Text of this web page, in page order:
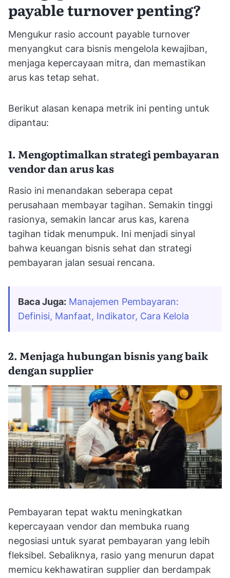
payable turnover penting?
Mengukur rasio account payable turnover
menyangkut cara bisnis mengelola kewajiban,
menjaga kepercayaan mitra, dan memastikan
arus kas tetap sehat.
Berikut alasan kenapa metrik ini penting untuk
dipantau:
1. Mengoptimalkan strategi pembayaran
vendor dan arus kas
Rasio ini menandakan seberapa cepat
perusahaan membayar tagihan. Semakin tinggi
rasionya, semakin lancar arus kas, karena
tagihan tidak menumpuk. Ini menjadi sinyal
bahwa keuangan bisnis sehat dan strategi
pembayaran jalan sesuai rencana.
Baca Juga: Manajemen Pembayaran:
Definisi, Manfaat, Indikator, Cara Kelola
2. Menjaga hubungan bisnis yang baik
dengan supplier
Pembayaran tepat waktu meningkatkan
kepercayaan vendor dan membuka ruang
negosiasi untuk syarat pembayaran yang lebih
fleksibel. Sebaliknya, rasio yang menurun dapat
memicu kekhawatiran supplier dan berdampak